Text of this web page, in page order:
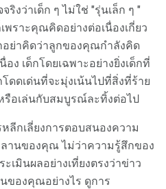
งว่าเด็ก ๆ ไม่ใช่ "รุ่นเล็ก ๆ "
พราะคุณคิดอย่างต่อเนื่องเกี่ยว
ย่าคิดว่าลูกของคุณกำลังคิด
ง เด็กโดยเฉพาะอย่างยิ่งเด็กที่
ดดเด่นที่จะมุ่งเน้นไปที่สิ่งที่ร้าย
รือเล่นกับสมบูรณ์ละทิ้งต่อไป
กเลี่ยงการตอบสนองความ
านของคุณ ไม่ว่าความรู้สึกของ
เมินผลอย่างเที่ยงตรงว่าข่าว
ของคุณอย่างไร ดูการ